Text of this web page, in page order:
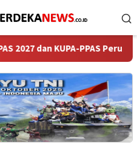
PPAS Perubahan 2026 :